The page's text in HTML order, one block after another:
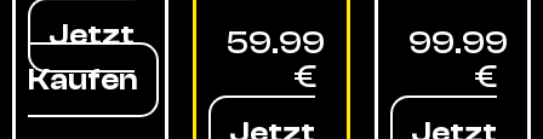
Jetzt
Kaufen
59.99
€
99.99
€